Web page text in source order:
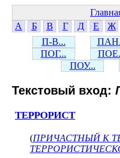
А
Б В Г Д Е Ж
П-В...
ПОГ...
ПОУ...
Текстовый вход:
ТЕРРОРИСТ
(ПРИЧАСТНЫЙ К